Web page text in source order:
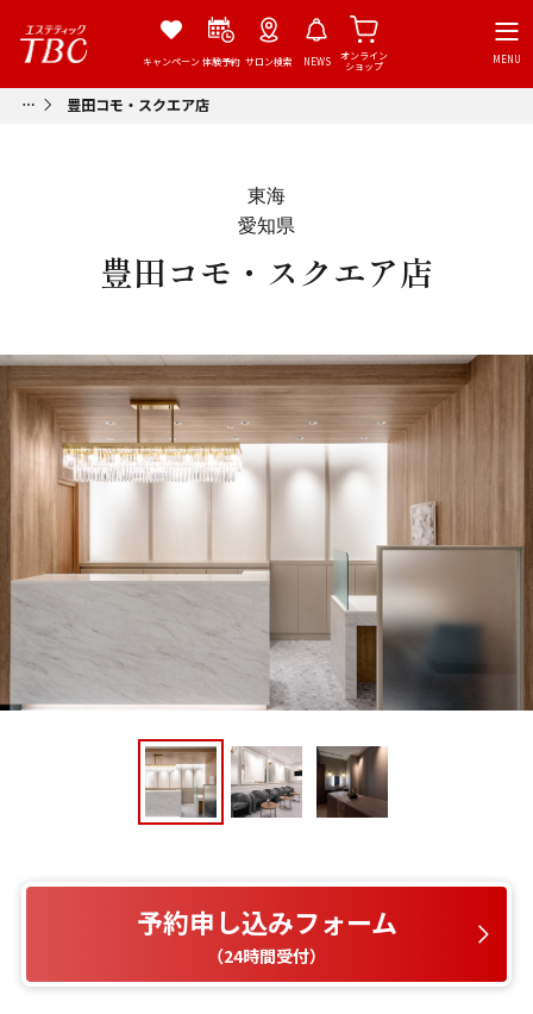
キャンペーン体験予約 サロン検索 NEWS
オンライン
ショップ
MENU
豊田コモ・スクエア店
東海
愛知県
豊田コモ・スクエア店
予約申し込みフォーム
（24時間受付）